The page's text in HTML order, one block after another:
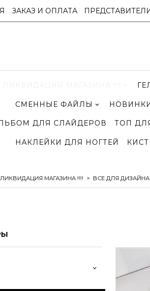
ЗАКАЗ И ОПЛАТА
СМЕННЫЕ ФАЙЛЫ
ДЛЯ СЛАЙДЕРОВ ТОП
НАКЛЕЙКИ ДЛЯ НОГТЕЙ
ЛИКВИДАЦИЯ МАГАЗИНА !!!! ВСЕ ДЛЯ ДИЗАЙНА